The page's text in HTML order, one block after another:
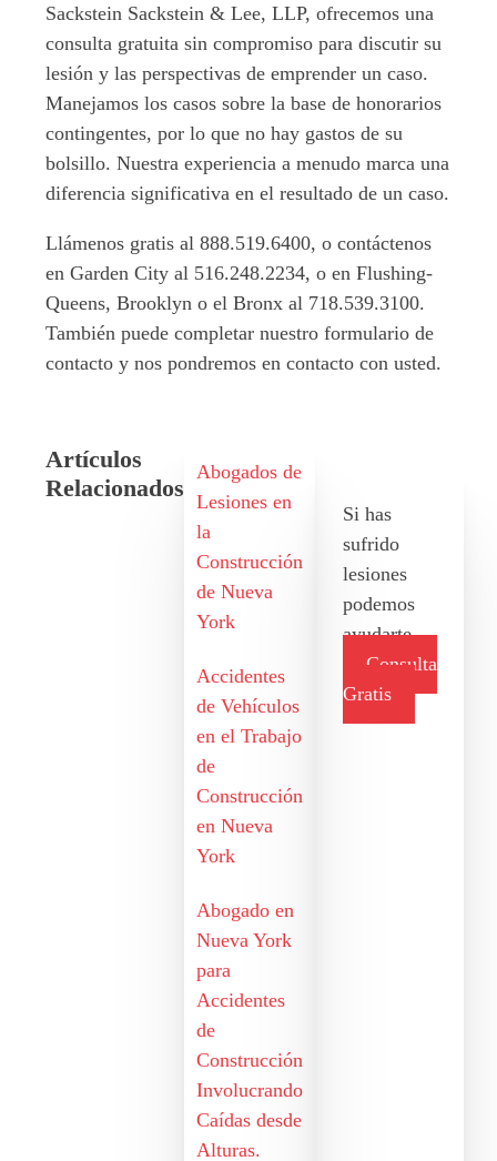
Sackstein Sackstein & Lee, LLP, ofrecemos una
consulta gratuita sin compromiso para discutir su
lesión y las perspectivas de emprender un caso.
Manejamos los casos sobre la base de honorarios
contingentes, por lo que no hay gastos de su
bolsillo. Nuestra experiencia a menudo marca una
diferencia significativa en el resultado de un caso.
Llámenos gratis al 888.519.6400, o contáctenos
en Garden City al 516.248.2234, o en Flushing-
Queens, Brooklyn o el Bronx al 718.539.3100.
También puede completar nuestro formulario de
contacto y nos pondremos en contacto con usted.
Artículos
Relacionados
Abogados de
Lesiones en
la
Construcción
de Nueva
York
Accidentes
de Vehículos
en el Trabajo
de
Construcción
en Nueva
York
Abogado en
Nueva York
para
Accidentes
de
Construcción
Involucrando
Caídas desde
Alturas.
Si has
sufrido
lesiones
podemos
ayudarte
Consulta
Gratis